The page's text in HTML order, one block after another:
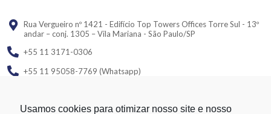
Rua Vergueiro nº 1421 - Edifício Top Towers Offices Torre Sul - 13º
andar – conj. 1305 – Vila Mariana - São Paulo/SP
+55 11 3171-0306
+55 11 95058-7769 (Whatsapp)
Usamos cookies para otimizar nosso site e nosso